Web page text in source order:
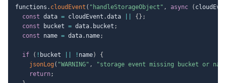
functions . cloudEvent ( "handleStorageObject" , async (
const data = cloudEvent .data { } ;
const bucket = data. bucket ;
const name = data. name;
if ( ! bucket ! name)
{
jsonLog ( "WARNING" ,
"storage event missing bucket or
return;